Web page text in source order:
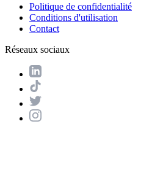
Politique de confidentialité
Conditions d'utilisation
Contact
Réseaux sociaux